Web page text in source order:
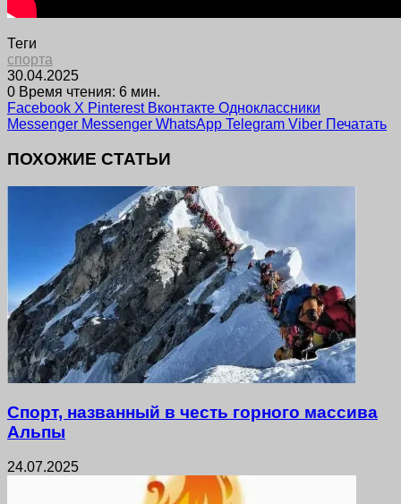
Теги
спорта
30.04.2025
0 Время чтения: 6 мин.
Facebook X Pinterest Вконтакте Одноклассники
Messenger Messenger WhatsApp Telegram Viber Печатать
ПОХОЖИЕ СТАТЬИ
Спорт, названный в честь горного массива
Альпы
24.07.2025